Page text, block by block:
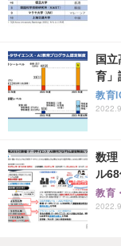
国
育」
教育
数理
ル
教育